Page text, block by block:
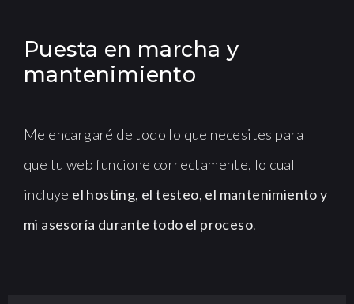
Puesta en marcha y
mantenimiento
Me encargaré de todo lo que necesites para
que tu web funcione correctamente, lo cual
incluye el hosting, el testeo, el mantenimiento y
mi asesoría durante todo el proceso.